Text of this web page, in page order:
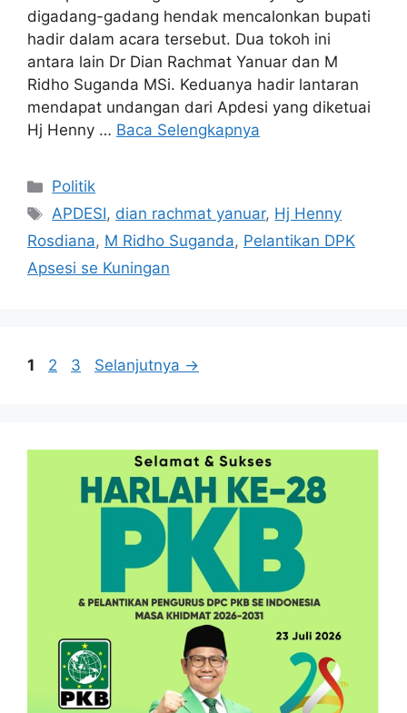
digadang-gadang hendak mencalonkan bupati
hadir dalam acara tersebut. Dua tokoh ini
antara lain Dr Dian Rachmat Yanuar dan M
Ridho Suganda MSi. Keduanya hadir lantaran
mendapat undangan dari Apdesi yang diketuai
Hj Henny … Baca Selengkapnya
Kategori
Politik
Tag
APDESI, dian rachmat yanuar, Hj Henny
Rosdiana, M Ridho Suganda, Pelantikan DPK
Apsesi se Kuningan
Halaman
1 Halaman
2 Halaman
3 Selanjutnya →